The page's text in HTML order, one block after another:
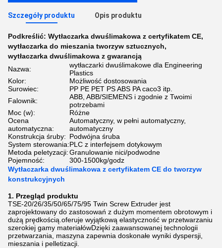
Szczegóły produktu Opis produktu
Podkreślić: Wytłaczarka dwuślimakowa z certyfikatem CE,
wytłaczarka do mieszania tworzyw sztucznych,
wytłaczarka dwuślimakowa z gwarancją
Nazwa:
wytłaczarki dwuślimakowe dla Engineering
Plastics
Kolor:
Możliwość dostosowania
Surowiec:
PP PE PET PS ABS PA caco3 itp.
Falownik:
ABB, ABB/SIEMENS i zgodnie z Twoimi
potrzebami
Moc (w):
Różne
Ocena
automatyczna:
Automatyczny, w pełni automatyczny,
automatyczny
Konstrukcja śruby: Podwójna śruba
System sterowania:PLC z interfejsem dotykowym
Metoda peletyzacji:Granulowanie nici/podwodne
Pojemność:
300-1500kg/godz
Wytłaczarka dwuślimakowa z certyfikatem CE do tworzyw
konstrukcyjnych
1. Przegląd produktu
TSE-20/26/35/50/65/75/95 Twin Screw Extruder jest
zaprojektowany do zastosowań z dużym momentem obrotowym i
dużą prędkością.oferuje wyjątkową elastyczność w przetwarzaniu
szerokiej gamy materiałówDzięki zaawansowanej technologii
przetwarzania, maszyna zapewnia doskonałe wyniki dyspersji,
mieszania i pelletizacji.